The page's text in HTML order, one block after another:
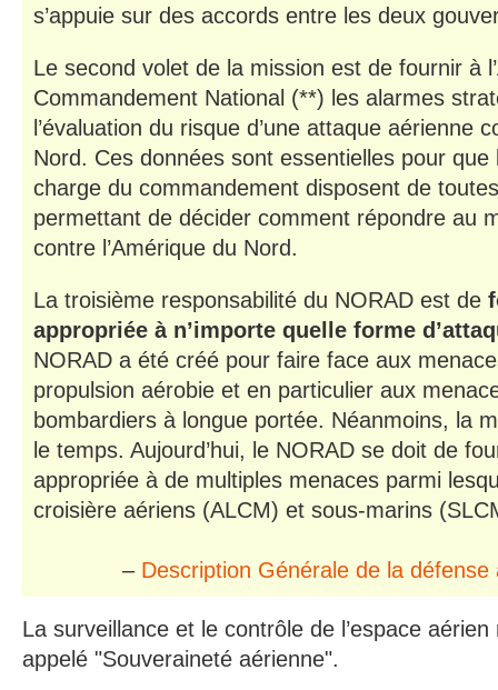
s’appuie sur des accords entre les deux
Le second volet de la mission est de fournir à
Commandement National (**) les alarmes
l’évaluation du risque d’une attaque aérienne
Nord. Ces données sont essentielles pour que
charge du commandement disposent de
permettant de décider comment répondre au
contre l’Amérique du Nord.
La troisième responsabilité du NORAD est de
appropriée à n’importe quelle forme
NORAD a été créé pour faire face aux
propulsion aérobie et en particulier aux
bombardiers à longue portée. Néanmoins, la
le temps. Aujourd’hui, le NORAD se doit de
appropriée à de multiples menaces parmi
croisière aériens (ALCM) et sous-marins
– Description Générale de la
La surveillance et le contrôle de l’espace
appelé "Souveraineté aérienne".